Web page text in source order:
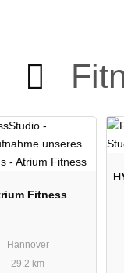
Fitness
Hannover
29.2 km